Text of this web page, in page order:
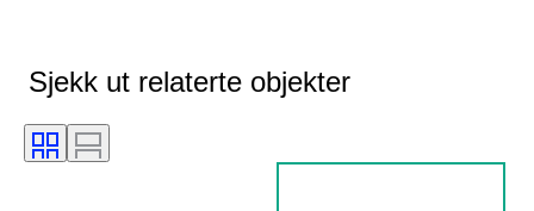
Sjekk ut relaterte objekter